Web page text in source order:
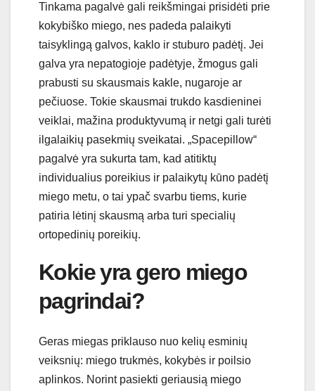
Tinkama pagalvė gali reikšmingai prisidėti prie
kokybiško miego, nes padeda palaikyti
taisyklingą galvos, kaklo ir stuburo padėtį. Jei
galva yra nepatogioje padėtyje, žmogus gali
prabusti su skausmais kakle, nugaroje ar
pečiuose. Tokie skausmai trukdo kasdieninei
veiklai, mažina produktyvumą ir netgi gali turėti
ilgalaikių pasekmių sveikatai. „Spacepillow“
pagalvė yra sukurta tam, kad atitiktų
individualius poreikius ir palaikytų kūno padėtį
miego metu, o tai ypač svarbu tiems, kurie
patiria lėtinį skausmą arba turi specialių
ortopedinių poreikių.
Kokie yra gero miego
pagrindai?
Geras miegas priklauso nuo kelių esminių
veiksnių: miego trukmės, kokybės ir poilsio
aplinkos. Norint pasiekti geriausią miego